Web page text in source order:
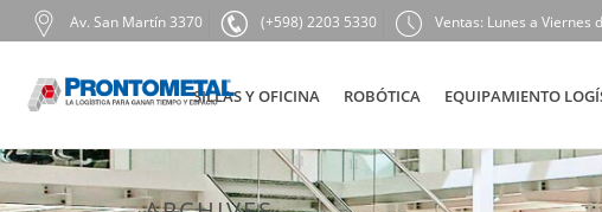
Av. San Martín 3370 (+598) 2203 5330 Ventas: Lunes a Viernes
SILLAS Y OFICINA ROBÓTICA EQUIPAMIENTO